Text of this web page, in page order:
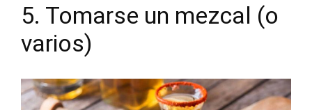
5. Tomarse un mezcal (o
varios)